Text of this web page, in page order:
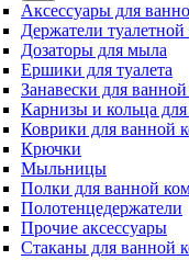
Аксессуары для
Держатели туалетной
Дозаторы для мыла
Ершики для туалета
Занавески для
Карнизы и кольца
Коврики для ванной
Крючки
Мыльницы
Полки для ванной
Полотенцедержатели
Прочие аксессуары
Стаканы для ванной